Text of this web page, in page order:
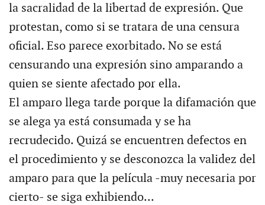
la sacralidad de la libertad de expresión. Que
protestan, como si se tratara de una censura
oficial. Eso parece exorbitado. No se está
censurando una expresión sino amparando a
quien se siente afectado por ella.
El amparo llega tarde porque la difamación que
se alega ya está consumada y se ha
recrudecido. Quizá se encuentren defectos en
el procedimiento y se desconozca la validez del
amparo para que la película -muy necesaria por
cierto- se siga exhibiendo...